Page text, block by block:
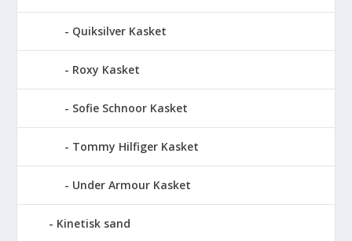
Quiksilver Kasket
Roxy Kasket
Sofie Schnoor Kasket
Tommy Hilfiger Kasket
Under Armour Kasket
Kinetisk sand